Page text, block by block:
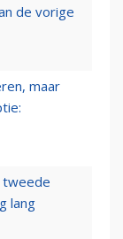
de vorige
maar
tweede
lang